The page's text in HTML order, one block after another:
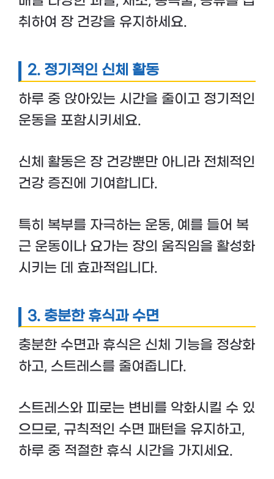
취하여 장 건강을 유지하세요.
2. 정기적인 신체 활동
하루 중 앉아있는 시간을 줄이고 정기적인
운동을 포함시키세요.
신체 활동은 장 건강뿐만 아니라 전체적인
건강 증진에 기여합니다.
특히 복부를 자극하는 운동, 예를 들어 복
근 운동이나 요가는 장의 움직임을 활성화
시키는 데 효과적입니다.
3. 충분한 휴식과 수면
충분한 수면과 휴식은 신체 기능을 정상화
하고, 스트레스를 줄여줍니다.
스트레스와 피로는 변비를 악화시킬 수 있
으므로, 규칙적인 수면 패턴을 유지하고,
하루 중 적절한 휴식 시간을 가지세요.